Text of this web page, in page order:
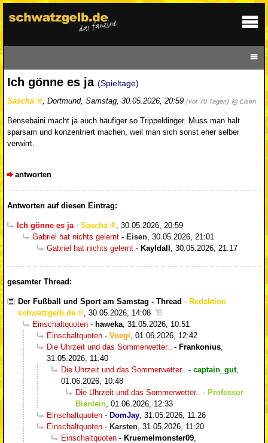
Ich gönne es ja (Spieltage)
Sascha , Dortmund, Samstag, 30.05.2026, 20:59 (vor 70 Tagen) @ Eisen
Bensebaini macht ja auch häufiger so Trippeldinger. Muss man halt
sparsam und konzentriert machen, weil man sich sonst eher selber
verwirrt.
antworten
Antworten auf diesen Eintrag:
Ich gönne es ja- Sascha , 30.05.2026, 20:59
Gabriel hat nichts gelernt - Eisen, 30.05.2026, 21:01
Gabriel hat nichts gelernt - Kayldall , 30.05.2026, 21:17
gesamter Thread:
Der Fußball und Sport am Samstag - Thread - Redaktion
schwatzgelb.de
30.05.2026, 14:08
Einschaltquoten - haweka 31.05.2026, 10:51
Einschaltquoten - Voegi 01.06.2026, 12:42
Die Uhrzeit und das Sommerwetter..
- Frankonius
31.05.2026, 11:40
Die Uhrzeit und das Sommerwetter..
- captain_gut,
01.06.2026, 10:48
Die Uhrzeit und das Sommerwetter..
- Professor
Bienlein 01.06.2026, 12:33
Einschaltquoten - DomJay 31.05.2026, 11:26
Einschaltquoten - Karsten 31.05.2026, 11:20
Einschaltquoten - Kruemelmonster09